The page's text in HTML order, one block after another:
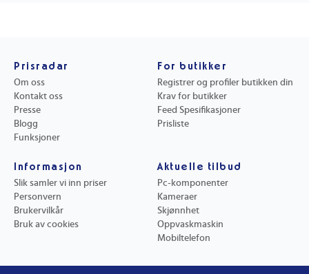
Prisradar
Om oss
Kontakt oss
Presse
Blogg
Funksjoner
For butikker
Registrer og profiler butikken din
Krav for butikker
Feed Spesifikasjoner
Prisliste
Informasjon
Slik samler vi inn priser
Personvern
Brukervilkår
Bruk av cookies
Aktuelle tilbud
Pc-komponenter
Kameraer
Skjønnhet
Oppvaskmaskin
Mobiltelefon